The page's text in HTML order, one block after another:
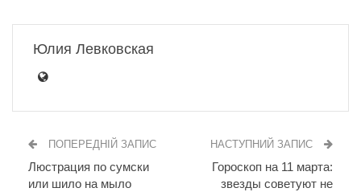
Юлия Левковская
ПОПЕРЕДНІЙ ЗАПИС
Люстрация по сумски
или шило на мыло
НАСТУПНИЙ ЗАПИС
Гороскоп на 11 марта:
звезды советуют не